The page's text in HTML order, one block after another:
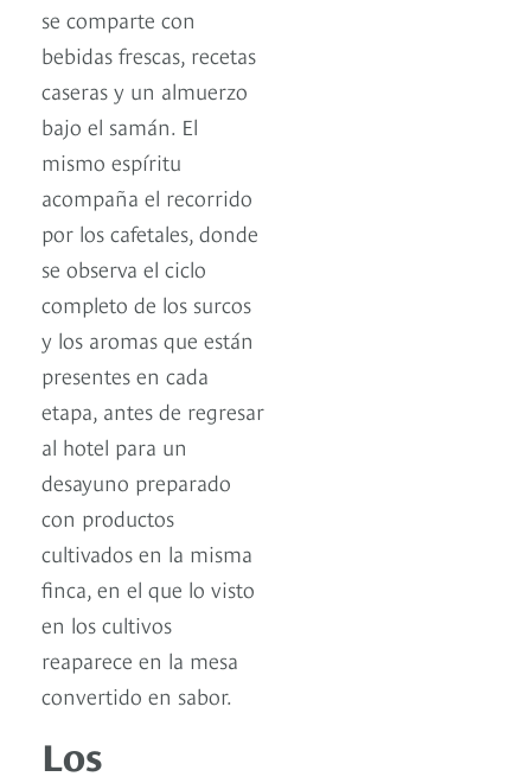
se comparte con
bebidas frescas, recetas
caseras y un almuerzo
bajo el samán. El
mismo espíritu
acompaña el recorrido
por los cafetales, donde
se observa el ciclo
completo de los surcos
y los aromas que están
presentes en cada
etapa, antes de regresar
al hotel para un
desayuno preparado
con productos
cultivados en la misma
finca, en el que lo visto
en los cultivos
reaparece en la mesa
convertido en sabor.
Los